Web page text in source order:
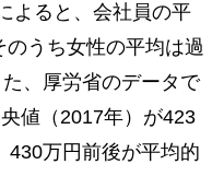
よると、会社員の平
うち女性の平均は過
、厚労省のデータで
値（2017年）が423
430万円前後が平均的